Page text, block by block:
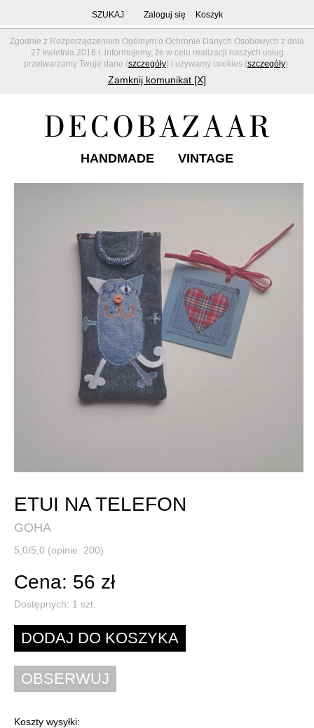
Zgodnie z Rozporządzeniem Ogólnym o Ochronie Danych Osobowych z dnia
27 kwietnia 2016 r. informujemy, że w celu realizacji naszych usług
przetwarzamy Twoje dane (szczegóły) i używamy cookies (szczegóły).
Zamknij komunikat [X]
SZUKAJ Zaloguj się Koszyk
HANDMADE VINTAGE
ETUI NA TELEFON
GOHA
5,0/5,0 (opinie: 200)
Cena: 56 zł
Dostępnych: 1 szt.
Koszty wysyłki: